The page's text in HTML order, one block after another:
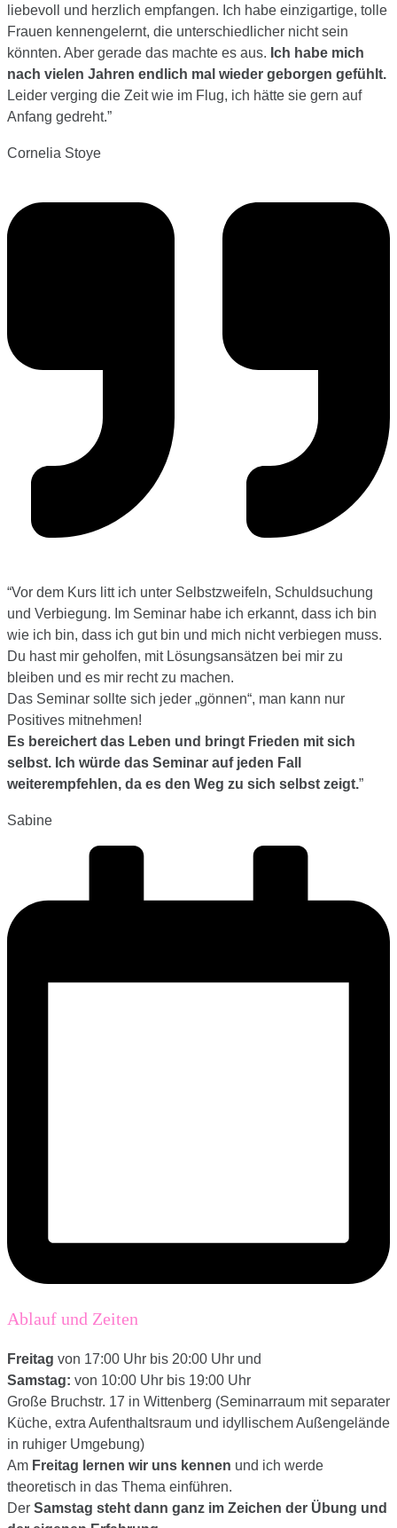
liebevoll und herzlich empfangen. Ich habe einzigartige, tolle
Frauen kennengelernt, die unterschiedlicher nicht sein
könnten. Aber gerade das machte es aus. Ich habe mich
nach vielen Jahren endlich mal wieder geborgen gefühlt.
Leider verging die Zeit wie im Flug, ich hätte sie gern auf
Anfang gedreht.”
Cornelia Stoye
“Vor dem Kurs litt ich unter Selbstzweifeln, Schuldsuchung
und Verbiegung. Im Seminar habe ich erkannt, dass ich bin
wie ich bin, dass ich gut bin und mich nicht verbiegen muss.
Du hast mir geholfen, mit Lösungsansätzen bei mir zu
bleiben und es mir recht zu machen.
Das Seminar sollte sich jeder „gönnen“, man kann nur
Positives mitnehmen!
Es bereichert das Leben und bringt Frieden mit sich
selbst. Ich würde das Seminar auf jeden Fall
weiterempfehlen, da es den Weg zu sich selbst zeigt.”
Sabine
Ablauf und Zeiten
Freitag von 17:00 Uhr bis 20:00 Uhr und
Samstag: von 10:00 Uhr bis 19:00 Uhr
Große Bruchstr. 17 in Wittenberg (Seminarraum mit separater
Küche, extra Aufenthaltsraum und idyllischem Außengelände
in ruhiger Umgebung)
Am Freitag lernen wir uns kennen und ich werde
theoretisch in das Thema einführen.
Der Samstag steht dann ganz im Zeichen der Übung und